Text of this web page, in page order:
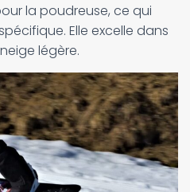
la poudreuse, ce qui
Elle excelle dans
légère.